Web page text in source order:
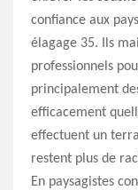
confiance aux
élagage 35. Ils
professionnels
principalement
efficacement
effectuent un
restent plus de
En paysagistes